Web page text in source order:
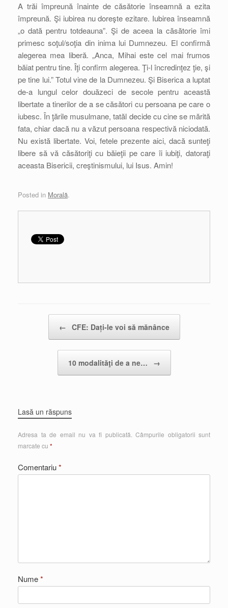
A trăi împreună înainte de căsătorie înseamnă a ezita
împreună. Şi iubirea nu doreşte ezitare. Iubirea înseamnă
„o dată pentru totdeauna”. Şi de aceea la căsătorie îmi
primesc soţul/soţia din inima lui Dumnezeu. El confirmă
alegerea mea liberă. „Anca, Mihai este cel mai frumos
băiat pentru tine. Îţi confirm alegerea. Ţi-l încredinţez ţie, şi
pe tine lui.” Totul vine de la Dumnezeu. Şi Biserica a luptat
de-a lungul celor douăzeci de secole pentru această
libertate a tinerilor de a se căsători cu persoana pe care o
iubesc. În ţările musulmane, tatăl decide cu cine se mărită
fata, chiar dacă nu a văzut persoana respectivă niciodată.
Nu există libertate. Voi, fetele prezente aici, dacă sunteţi
libere să vă căsătoriţi cu băieţii pe care îi iubiţi, datoraţi
aceasta Bisericii, creştinismului, lui Isus. Amin!
Posted in Morală.
← CFE: Dați-le voi să mănânce
10 modalităţi de a ne… →
Lasă un răspuns
Adresa ta de email nu va fi publicată. Câmpurile obligatorii sunt
marcate cu *
Comentariu*
Nume*